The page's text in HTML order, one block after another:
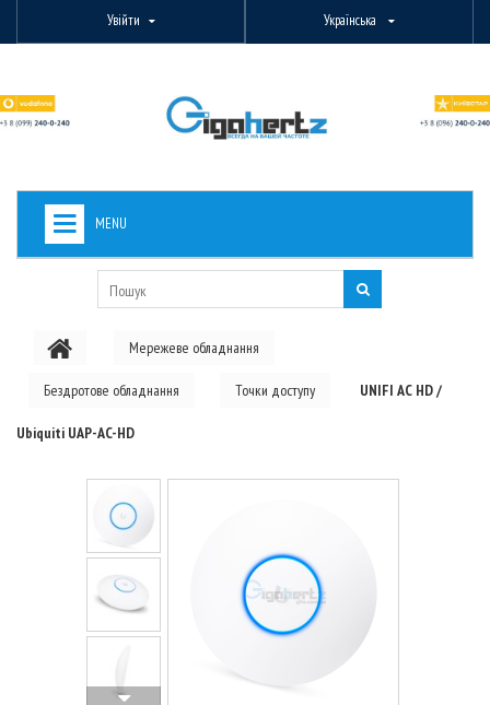
Увійти Українська
MENU
PON ОБЛАДНАННЯ
Мережеве обладнання
Бездротове обладнання Точки доступу UNIFI AC HD /
Ubiquiti UAP-AC-HD